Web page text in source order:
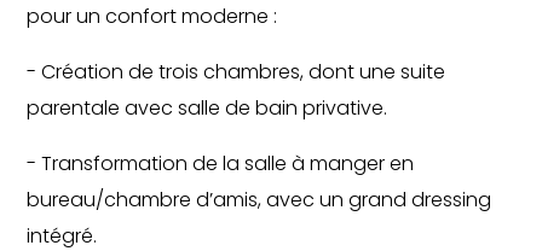
pour un confort moderne :
- Création de trois chambres, dont une suite
parentale avec salle de bain privative.
- Transformation de la salle à manger en
bureau/chambre d’amis, avec un grand dressing
intégré.